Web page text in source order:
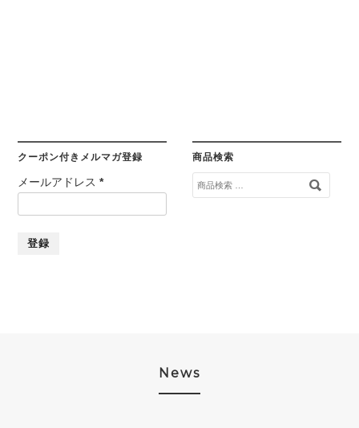
クーポン付きメルマガ登録
メールアドレス*
商品検索
検
索
News